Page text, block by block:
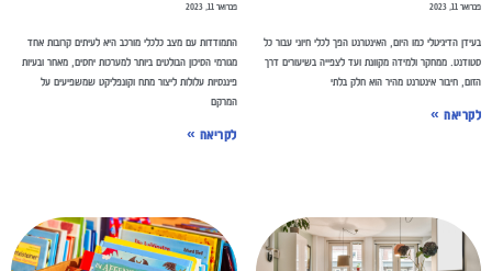
11, 2023
הדיגיטלי כמו היום, האינטרנט הפך לכלי חיוני עבור כל
ממחקר ולמידה מקוונת ועד לצפייה בשיעורים דרך
חיבור אינטרנט מהיר הוא חלק בלתי
»
פברואר 11, 2023
התמודדות עם מצב כלכלי מורכב היא לעיתים קרובות אחד
מגורמי הסיכון הבולטים ביותר למערכות יחסים, מאחר ובעיות
פיננסיות עלולות ליצור מתח וקונפליקט שמשפיעים על
המרקם
לקריאה »